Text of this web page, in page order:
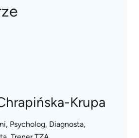
Krupa
Psycholog, Diagnosta,